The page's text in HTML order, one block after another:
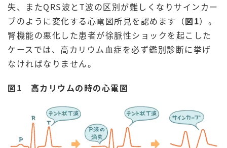
失、またQRS波とT波の区別が難しくなりサインカー
ブのように変化する心電図所見を認めます（図1）。
腎機能の悪化した患者が徐脈性ショックを起こした
ケースでは、高カリウム血症を必ず鑑別診断に挙げ
なければなりません。
図1 高カリウムの時の心電図